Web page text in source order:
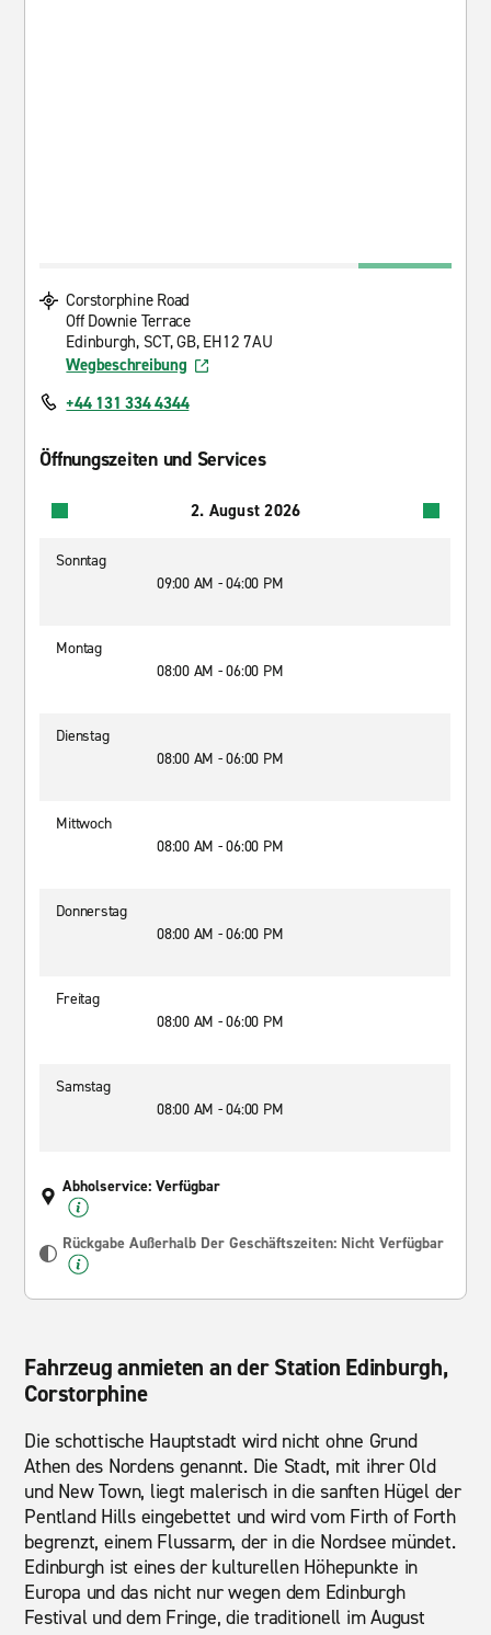
Corstorphine Road
Off Downie Terrace
Edinburgh, SCT, GB, EH12 7AU
Wegbeschreibung
+44 131 334 4344
Öffnungszeiten und Services
2. August 2026
Sonntag
09:00 AM - 04:00 PM
Montag
08:00 AM - 06:00 PM
Dienstag
08:00 AM - 06:00 PM
Mittwoch
08:00 AM - 06:00 PM
Donnerstag
08:00 AM - 06:00 PM
Freitag
08:00 AM - 06:00 PM
Samstag
08:00 AM - 04:00 PM
Abholservice: Verfügbar
Rückgabe Außerhalb Der Geschäftszeiten: Nicht Verfügbar
Fahrzeug anmieten an der Station Edinburgh,
Corstorphine
Die schottische Hauptstadt wird nicht ohne Grund
Athen des Nordens genannt. Die Stadt, mit ihrer Old
und New Town, liegt malerisch in die sanften Hügel der
Pentland Hills eingebettet und wird vom Firth of Forth
begrenzt, einem Flussarm, der in die Nordsee mündet.
Edinburgh ist eines der kulturellen Höhepunkte in
Europa und das nicht nur wegen dem Edinburgh
Festival und dem Fringe, die traditionell im August